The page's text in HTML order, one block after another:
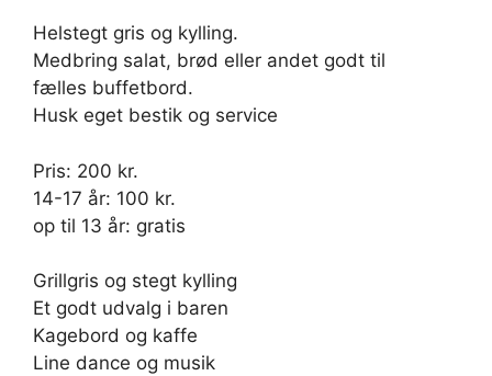
Helstegt gris og kylling.
Medbring salat, brød eller andet godt til
fælles buffetbord.
Husk eget bestik og service
Pris: 200 kr.
14-17 år: 100 kr.
op til 13 år: gratis
Grillgris og stegt kylling
Et godt udvalg i baren
Kagebord og kaffe
Line dance og musik